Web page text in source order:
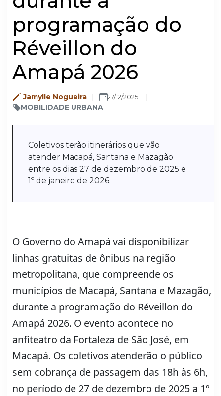
programação do
Réveillon do
Amapá 2026
Jamylle Nogueira 27/12/2025
MOBILIDADE URBANA
Coletivos terão itinerários que vão
atender Macapá, Santana e Mazagão
entre os dias 27 de dezembro de 2025 e
1º de janeiro de 2026.
O Governo do Amapá vai disponibilizar
linhas gratuitas de ônibus na região
metropolitana, que compreende os
municípios de Macapá, Santana e Mazagão,
durante a programação do Réveillon do
Amapá 2026. O evento acontece no
anfiteatro da Fortaleza de São José, em
Macapá. Os coletivos atenderão o público
sem cobrança de passagem das 18h às 6h,
no período de 27 de dezembro de 2025 a 1º